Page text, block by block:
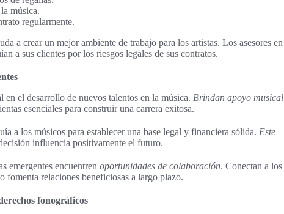
música.
regularmente.
a crear un mejor ambiente de trabajo para los artistas. Los asesores en
a sus clientes por los riesgos legales de sus contratos.
el desarrollo de nuevos talentos en la música. Brindan apoyo musical
esenciales para construir una carrera exitosa.
a los músicos para establecer una base legal y financiera sólida. Este
influencia positivamente el futuro.
emergentes encuentren oportunidades de colaboración. Conectan a los
fomenta relaciones beneficiosas a largo plazo.
fonográficos